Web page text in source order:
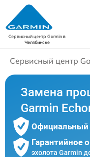
Сервисный центр Garminв
Челябинске
Сервисный центр
Замена
Garmin
Официальный
Гарантийное
эхолота Garmin